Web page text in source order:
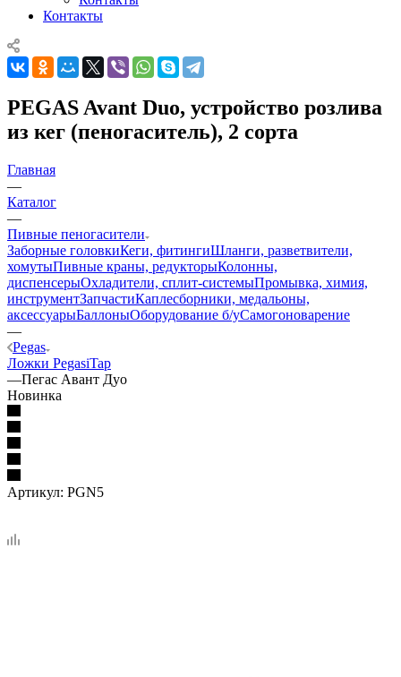
Контакты
PEGAS Avant Duo, устройство розлива
из кег (пеногаситель), 2 сорта
Главная
—
Каталог
—
Пивные пеногасители
Заборные головкиКеги, фитингиШланги, разветвители,
хомутыПивные краны, редукторыКолонны,
диспенсерыОхладители, сплит-системыПромывка, химия,
инструментЗапчастиКаплесборники, медальоны,
аксессуарыБаллоныОборудование б/уСамогоноварение
—
Pegas
Ложки PegasiTap
—Пегас Авант Дуо
Новинка
Артикул: PGN5